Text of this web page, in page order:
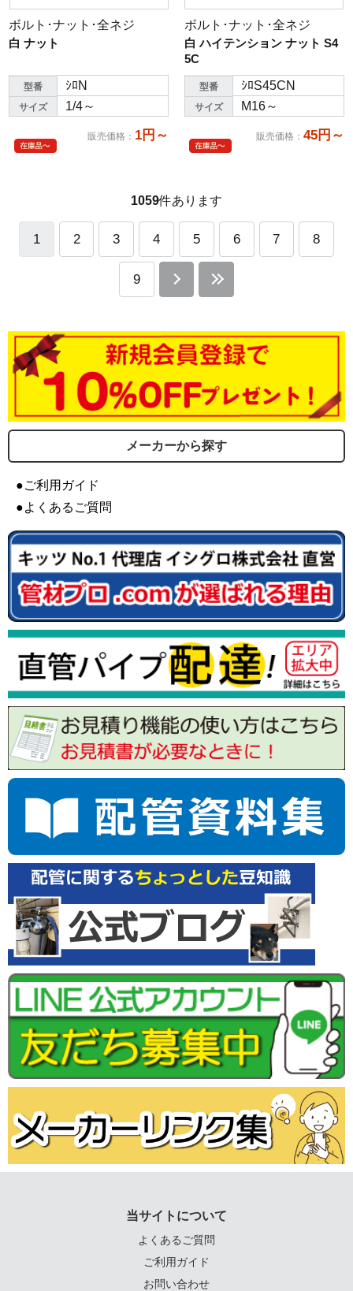
ボルト･ナット･全ネジ
白 ナット
型番 ｼﾛN
サイズ 1/4～
販売価格 ： 1円～
ボルト･ナット･全ネジ
白 ハイテンション ナット S4
5C
型番 ｼﾛS45CN
サイズ M16～
販売価格 ： 45円～
1059件あります
1 2 3 4 5 6 7 8
9
メーカーから探す
●ご利用ガイド
●よくあるご質問
当サイトについて
よくあるご質問
ご利用ガイド
お問い合わせ